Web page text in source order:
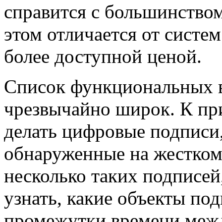
справится с
этом отличается от
более доступной ценой.
Список функциональных
чрезвычайно широк. К
делать цифровые
обнаруженные на
несколько таких
узнать, какие объекты